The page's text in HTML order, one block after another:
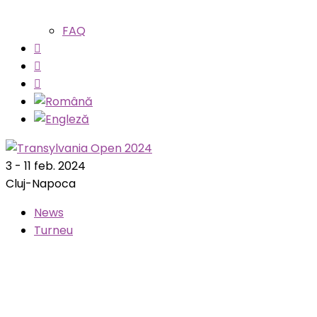
FAQ
3 - 11 feb. 2024
Cluj-Napoca
News
Turneu